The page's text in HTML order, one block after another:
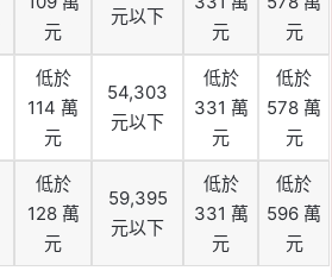
元
元以下
元
元
低於
114 萬
元
54,303
元以下
低於
331 萬
元
低於
578 萬
元
低於
128 萬
元
59,395
元以下
低於
331 萬
元
低於
596 萬
元